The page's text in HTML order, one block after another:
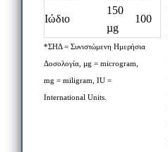
Ιώδιο
150
µg
100
*ΣΗΔ = Συνιστώμενη Ημερήσια
Δοσολογία, µg = microgram,
mg = miligram, IU =
International Units.